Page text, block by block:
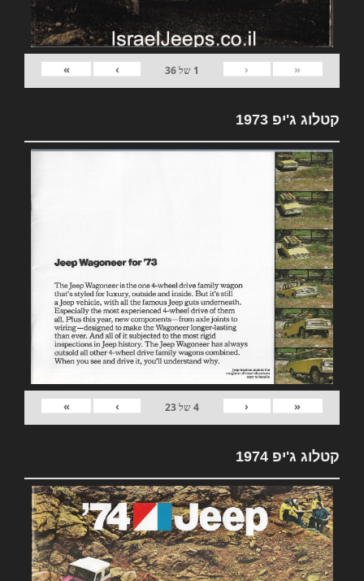
«
‹
1 של36
›
»
קטלוג ג'יפ 1973
«
‹
4של23
›
»
קטלוג ג'יפ 1974